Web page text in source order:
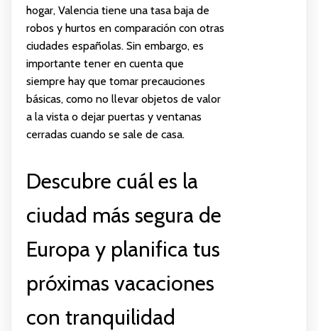
hogar, Valencia tiene una tasa baja de
robos y hurtos en comparación con otras
ciudades españolas. Sin embargo, es
importante tener en cuenta que
siempre hay que tomar precauciones
básicas, como no llevar objetos de valor
a la vista o dejar puertas y ventanas
cerradas cuando se sale de casa.
Descubre cuál es la
ciudad más segura de
Europa y planifica tus
próximas vacaciones
con tranquilidad